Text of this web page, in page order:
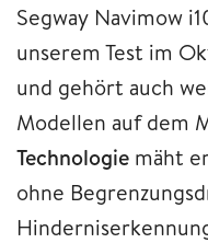
Segway Navimow
unserem Test im
und gehört auch
Modellen auf dem
Technologie mäht
ohne